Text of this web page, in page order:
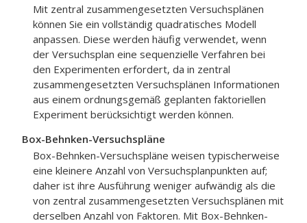
Mit zentral zusammengesetzten Versuchsplänen
können Sie ein vollständig quadratisches Modell
anpassen. Diese werden häufig verwendet, wenn
der Versuchsplan eine sequenzielle Verfahren bei
den Experimenten erfordert, da in zentral
zusammengesetzten Versuchsplänen Informationen
aus einem ordnungsgemäß geplanten faktoriellen
Experiment berücksichtigt werden können.
Box-Behnken-Versuchspläne
Box-Behnken-Versuchspläne weisen typischerweise
eine kleinere Anzahl von Versuchsplanpunkten auf;
daher ist ihre Ausführung weniger aufwändig als die
von zentral zusammengesetzten Versuchsplänen mit
derselben Anzahl von Faktoren. Mit Box-Behnken-